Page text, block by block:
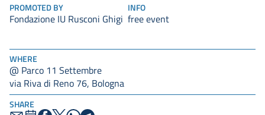
WHERE
@ Parco 11 Settembre
via Riva di Reno 76, Bologna
SHARE
PROMOTED BY
Fondazione IU Rusconi Ghigi
INFO
free event